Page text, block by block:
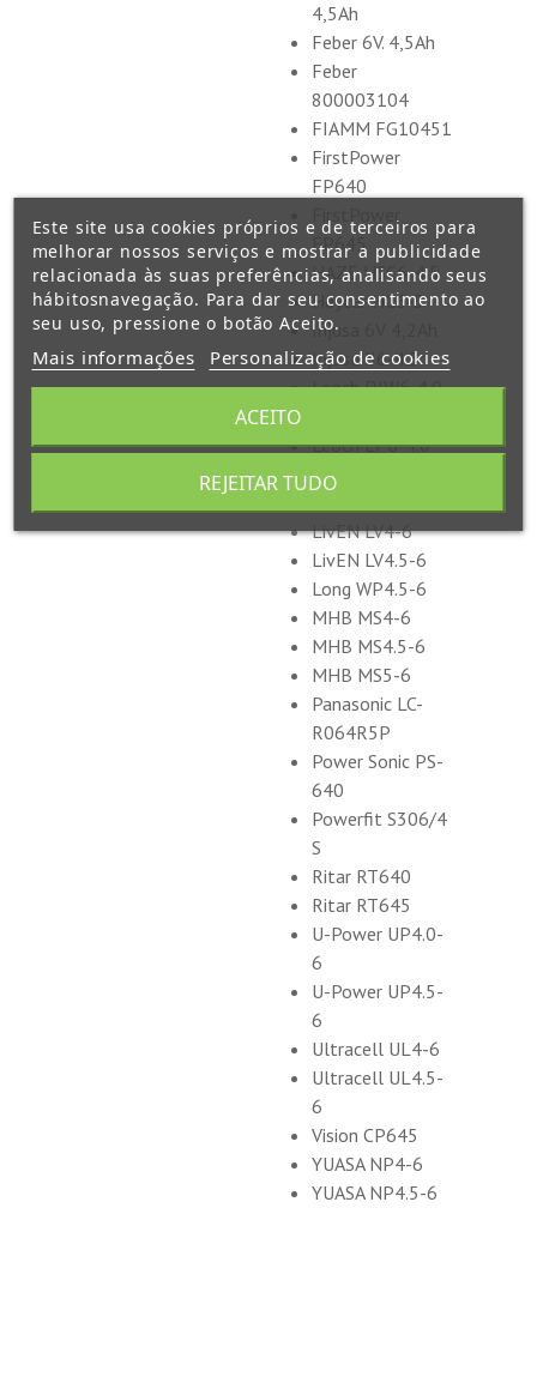
4,5Ah
Feber 6V. 4,5Ah
Feber
800003104
FIAMM FG10451
FirstPower
FP640
FirstPower
FP645
HAZE HSC6-4.5
Heycar HC6-5
Injusa 6V 4,2Ah
Injusa IJ6-4.5
Leoch DJW6-4.0
Leoch LP6-4.0
Leoch LP6-4.5
LivEN LV4-6
LivEN LV4.5-6
Long WP4.5-6
MHB MS4-6
MHB MS4.5-6
MHB MS5-6
Panasonic LC-
R064R5P
Power Sonic PS-
640
Powerfit S306/4
S
Ritar RT640
Ritar RT645
U-Power UP4.0-
6
U-Power UP4.5-
6
Ultracell UL4-6
Ultracell UL4.5-
6
Vision CP645
YUASA NP4-6
YUASA NP4.5-6
Este site usa cookies próprios e de terceiros para
melhorar nossos serviços e mostrar a publicidade
relacionada às suas preferências, analisando seus
hábitosnavegação. Para dar seu consentimento ao
seu uso, pressione o botão Aceito.
Mais informações Personalização de cookies
REJEITAR TUDO
ACEITO